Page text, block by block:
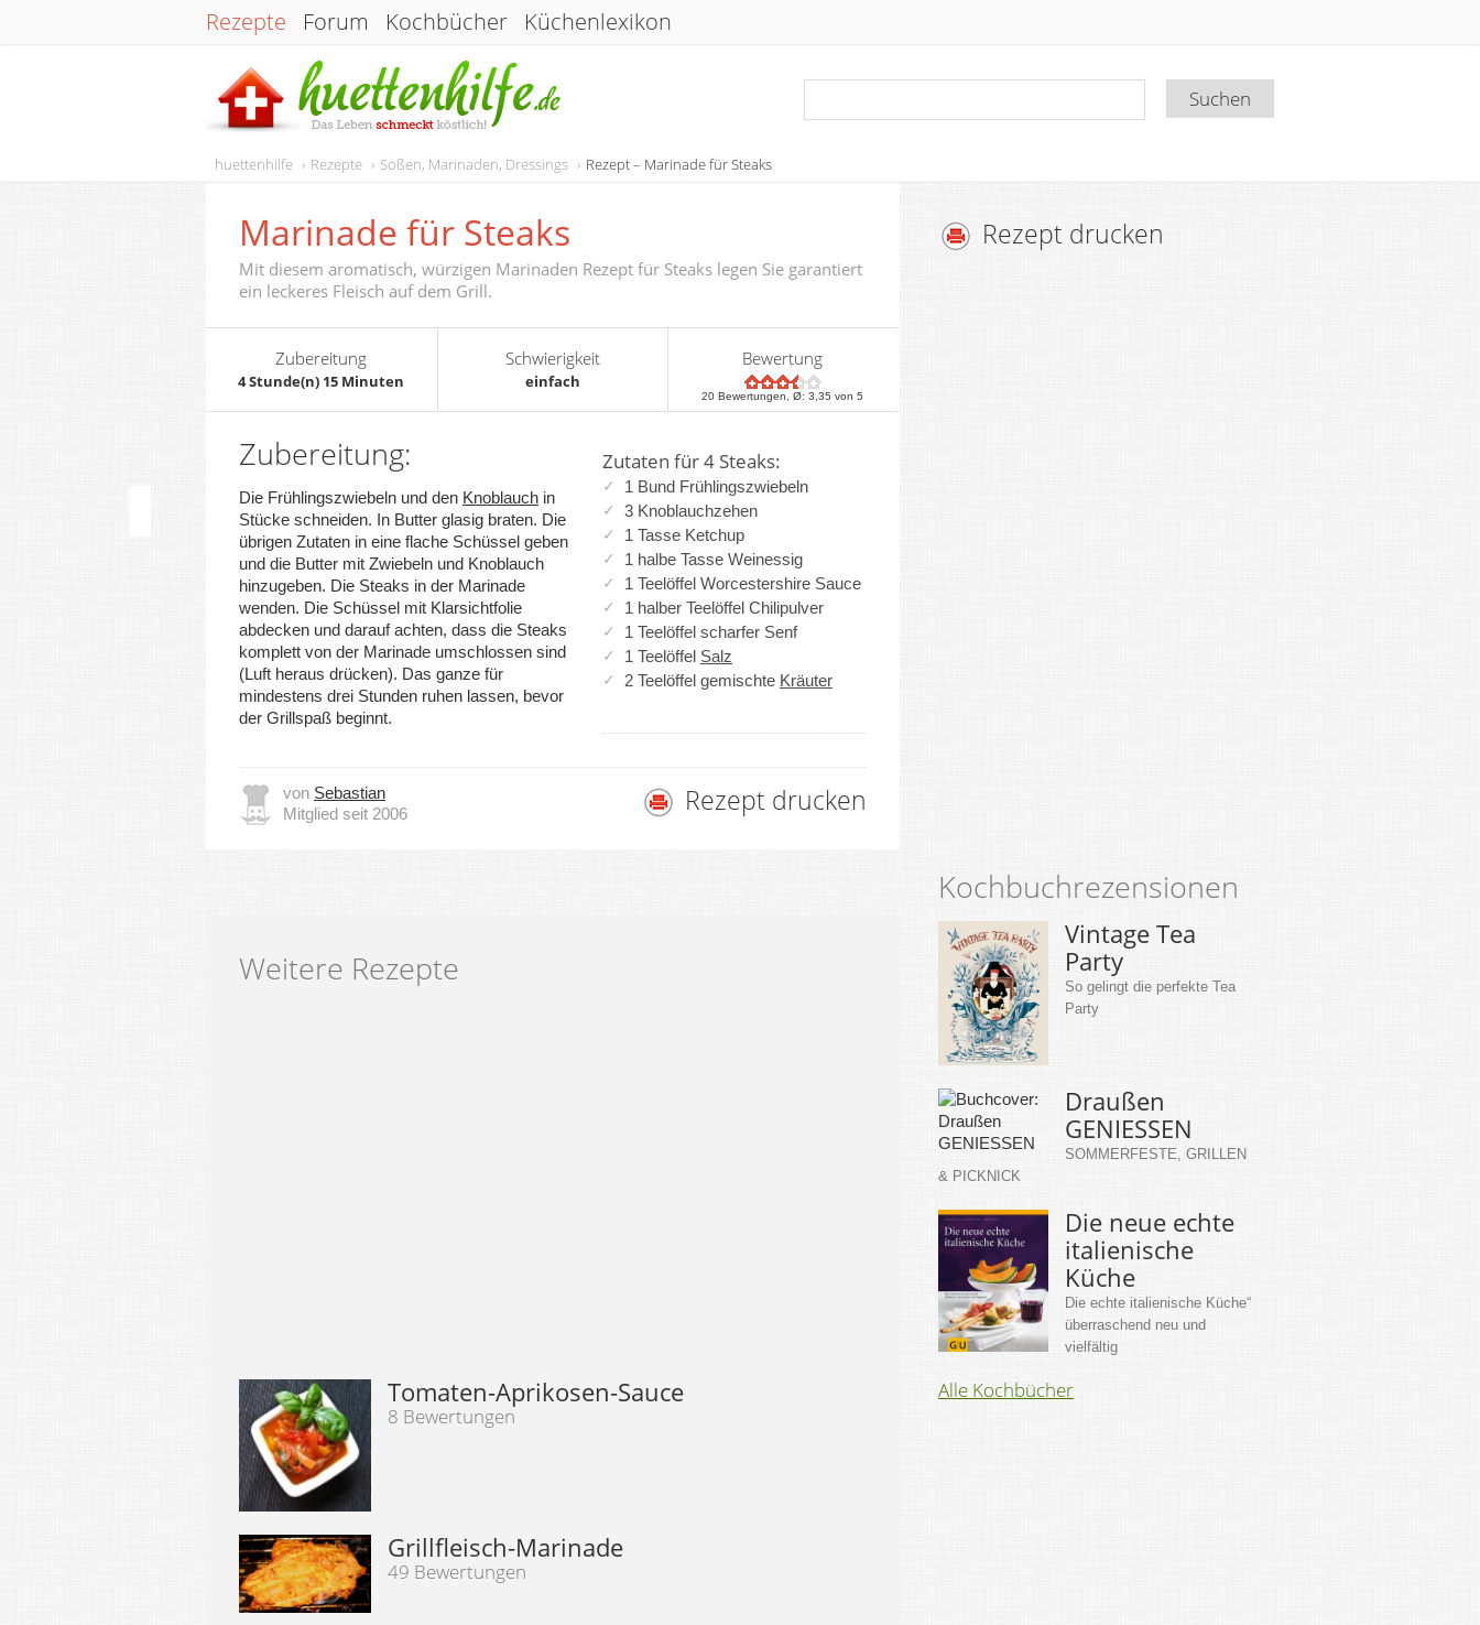
Rezepte Forum Kochbücher Küchenlexikon
huettenhilfe Rezepte Soßen, Marinaden, Dressings Rezept – Marinade für Steaks
Marinade für Steaks
Mit diesem aromatisch, würzigen Marinaden Rezept für Steaks legen Sie garantiert
ein leckeres Fleisch auf dem Grill.
Zubereitung
4 Stunde(n) 15 Minuten
Schwierigkeit
einfach
Bewertung
20 Bewertungen, Ø:3,35 von 5
Zutaten für 4 Steaks:
1 Bund Frühlingszwiebeln
3 Knoblauchzehen
1 Tasse Ketchup
1 halbe Tasse Weinessig
1 Teelöffel Worcestershire Sauce
1 halber Teelöffel Chilipulver
1 Teelöffel scharfer Senf
1 Teelöffel Salz
2 Teelöffel gemischte Kräuter
Zubereitung:
Die Frühlingszwiebeln und den Knoblauch in
Stücke schneiden. In Butter glasig braten. Die
übrigen Zutaten in eine flache Schüssel geben
und die Butter mit Zwiebeln und Knoblauch
hinzugeben. Die Steaks in der Marinade
wenden. Die Schüssel mit Klarsichtfolie
abdecken und darauf achten, dass die Steaks
komplett von der Marinade umschlossen sind
(Luft heraus drücken). Das ganze für
mindestens drei Stunden ruhen lassen, bevor
der Grillspaß beginnt.
von Sebastian
Mitglied seit 2006
Rezept drucken
Rezept drucken
Kochbuchrezensionen
Vintage Tea
Party
So gelingt die perfekte Tea
Party
Draußen
GENIESSEN
SOMMERFESTE, GRILLEN
& PICKNICK
Die neue echte
italienische
Küche
Die echte italienische Küche“
überraschend neu und
vielfältig
Alle Kochbücher
Weitere Rezepte
Tomaten-Aprikosen-Sauce
8 Bewertungen
Grillfleisch-Marinade
49 Bewertungen